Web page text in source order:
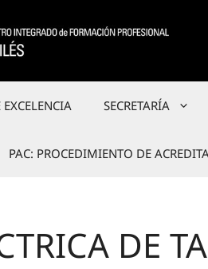
SECRETARÍA
PAC: PROCEDIMIENTO DE
DE